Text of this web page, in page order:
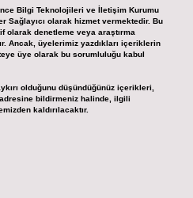
Bilgi Teknolojileri ve İletişim Kurumu
Sağlayıcı olarak hizmet vermektedir. Bu
denetleme veya araştırma
Ancak, üyelerimiz yazdıkları içeriklerin
üye olarak bu sorumluluğu kabul
olduğunu düşündüğünüz içerikleri,
bildirmeniz halinde, ilgili
kaldırılacaktır.